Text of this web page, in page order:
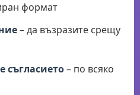
формат
– да възразите срещу
съгласието– по всяко